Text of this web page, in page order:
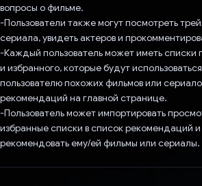
вопросы о фильме.
-Пользователи также могут посмотреть
сериала, увидеть актеров и
-Каждый пользователь может иметь списки
и избранного, которые будут
пользователю похожих фильмов или
рекомендаций на главной странице.
-Пользователь может импортировать
избранные списки в список рекомендаций и
рекомендовать ему/ей фильмы или сериалы.